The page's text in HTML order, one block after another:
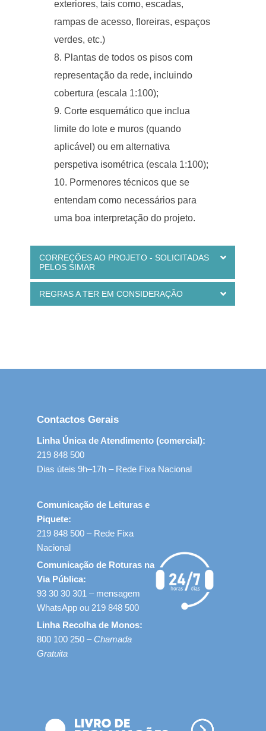
exteriores, tais como, escadas,
rampas de acesso, floreiras, espaços
verdes, etc.)
Plantas de todos os pisos com
representação da rede, incluindo
cobertura (escala 1:100);
Corte esquemático que inclua
limite do lote e muros (quando
aplicável) ou em alternativa
perspetiva isométrica (escala 1:100);
Pormenores técnicos que se
entendam como necessários para
uma boa interpretação do projeto.
CORREÇÕES AO PROJETO - SOLICITADAS
PELOS SIMAR
REGRAS A TER EM CONSIDERAÇÃO
Contactos Gerais
Linha Única de Atendimento (comercial):
219 848 500
Dias úteis 9h–17h – Rede Fixa Nacional
Comunicação de Leituras e
Piquete:
219 848 500 – Rede Fixa
Nacional
Comunicação de Roturas na
Via Pública:
93 30 30 301 – mensagem
WhatsApp ou 219 848 500
Linha Recolha de Monos:
800 100 250 – Chamada
Gratuita